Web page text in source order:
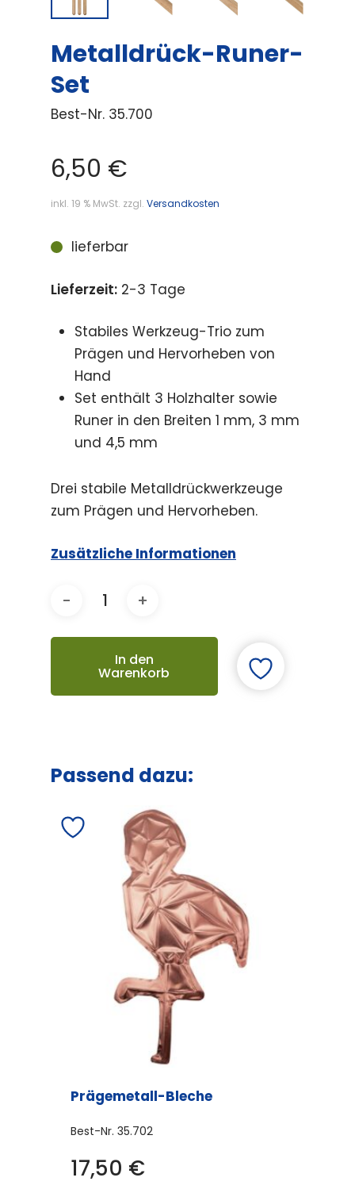
Metalldrück-Runer-
Set
Best-Nr. 35.700
6,50 €
inkl. 19 % MwSt. zzgl. Versandkosten
lieferbar
Lieferzeit: 2-3 Tage
Stabiles Werkzeug-Trio zum
Prägen und Hervorheben von
Hand
Set enthält 3 Holzhalter sowie
Runer in den Breiten 1 mm, 3 mm
und 4,5 mm
Drei stabile Metalldrückwerkzeuge
zum Prägen und Hervorheben.
Zusätzliche Informationen
In den
Warenkorb
Passend dazu:
Prägemetall-Bleche
Best-Nr. 35.702
17,50 €